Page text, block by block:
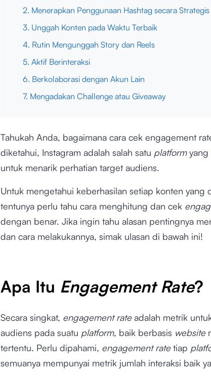
2. Menerapkan Penggunaan Hashtag secara Strategis
3. Unggah Konten pada Waktu Terbaik
4. Rutin Mengunggah Story dan Reels
5. Aktif Berinteraksi
6. Berkolaborasi dengan Akun Lain
7. Mengadakan Challenge atau Giveaway
Tahukah Anda, bagaimana cara cek engagement
diketahui, Instagram adalah salah satu platformyang
untuk menarik perhatian target audiens.
Untuk mengetahui keberhasilan setiap konten yang
tentunya perlu tahu cara menghitung dan cek
dengan benar. Jika ingin tahu alasan pentingnya
dan cara melakukannya, simak ulasan di bawah ini!
Apa Itu Engagement Rate?
Secara singkat, engagement rate adalah metrik
audiens pada suatu platform, baik berbasis website
tertentu. Perlu dipahami, engagement ratetiap
semuanya mempunyai metrik jumlah interaksi baik